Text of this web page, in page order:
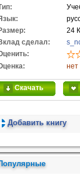
24
сделал:
нет
Скачать
Добавить книгу